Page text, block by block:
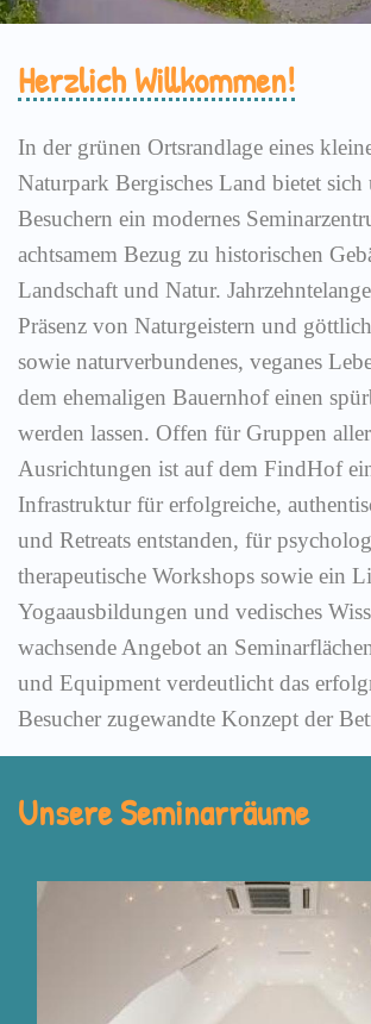
Herzlich Willkommen!
In der grünen Ortsrandlage eines
Naturpark Bergisches Land bietet sich
Besuchern ein modernes
achtsamem Bezug zu historischen
Landschaft und Natur.
Präsenz von Naturgeistern und
sowie naturverbundenes, veganes
dem ehemaligen Bauernhof einen
werden lassen. Offen für Gruppen
Ausrichtungen ist auf dem FindHof
Infrastruktur für erfolgreiche,
und Retreats entstanden, für
therapeutische Workshops sowie ein
Yogaausbildungen und vedisches
wachsende Angebot an
und Equipment verdeutlicht das
Besucher zugewandte Konzept der
Unsere Seminarräume